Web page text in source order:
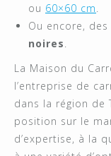
ou 60×60 cm
Ou encore, des
noires
La Maison du
l’entreprise de
dans la région de
position sur le
d’expertise, à la